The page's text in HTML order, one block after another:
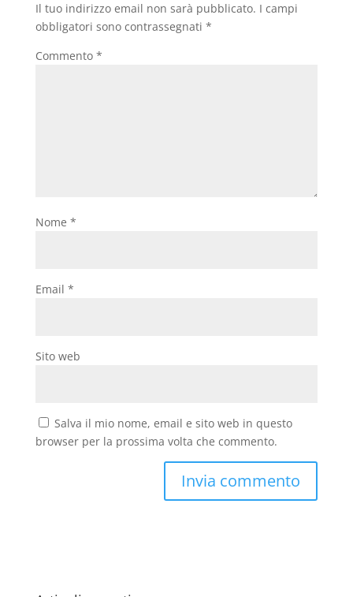
Il tuo indirizzo email non sarà pubblicato. I campi
obbligatori sono contrassegnati *
Commento *
Nome *
Email *
Sito web
Salva il mio nome, email e sito web in questo
browser per la prossima volta che commento.